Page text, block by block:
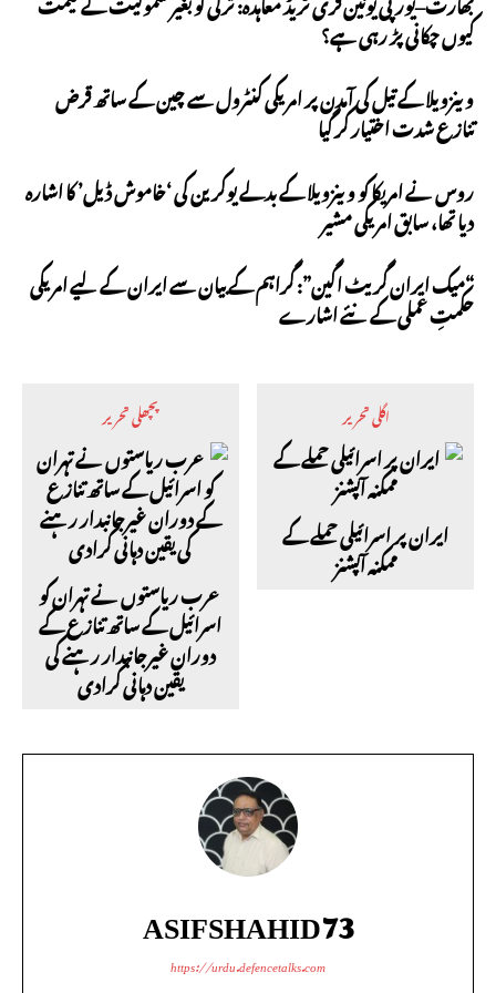
کیوں چکانی پڑ رہی ہے؟
وینزویلا کے تیل کی آمدن پر امریکی کنٹرول سے چین کے ساتھ قرض
تنازع شدت اختیار کر گیا
روس نے امریکا کو وینزویلا کے بدلے یوکرین کی ‘خاموش ڈیل’ کا اشارہ
دیا تھا، سابق امریکی مشیر
“میک ایران گریٹ اگین”: گراہم کے بیان سے ایران کے لیے امریکی
حکمتِ عملی کے نئے اشارے
پچھلی تحریر
عرب ریاستوں نے تہران کو
اسرائیل کے ساتھ تنازع کے
دوران غیرجانبدار رہنے کی
یقین دہانی کرادی
اگلی تحریر
ایران پر اسرائیلی حملے کے
ممکنہ آپشنز
ASIFSHAHID73
https://urdu.defencetalks.com